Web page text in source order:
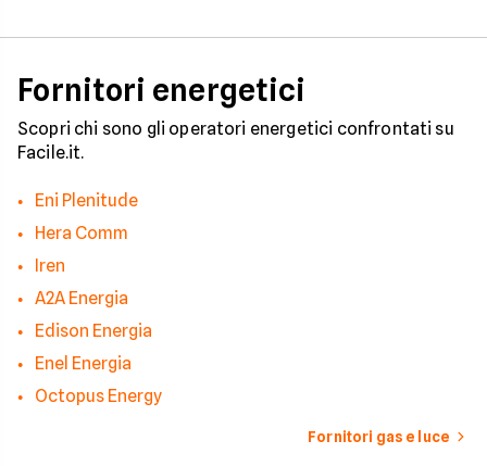
considerazione per
Fornitori energetici
Scopri chi sono gli operatori energetici confrontati su
Facile.it.
Eni Plenitude
Hera Comm
Iren
A2A Energia
Edison Energia
Enel Energia
Octopus Energy
Fornitori gas e luce